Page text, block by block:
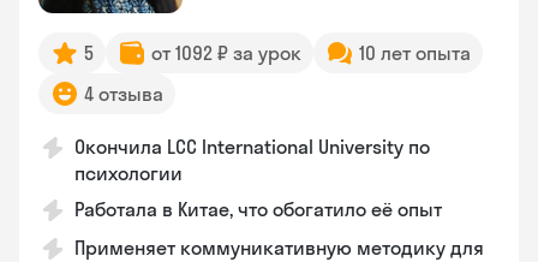
5 от 1092 ₽ за урок
10 лет опыта
4 отзыва
Окончила LCC International University по
психологии
Работала в Китае, что обогатило её опыт
Применяет коммуникативную методику для